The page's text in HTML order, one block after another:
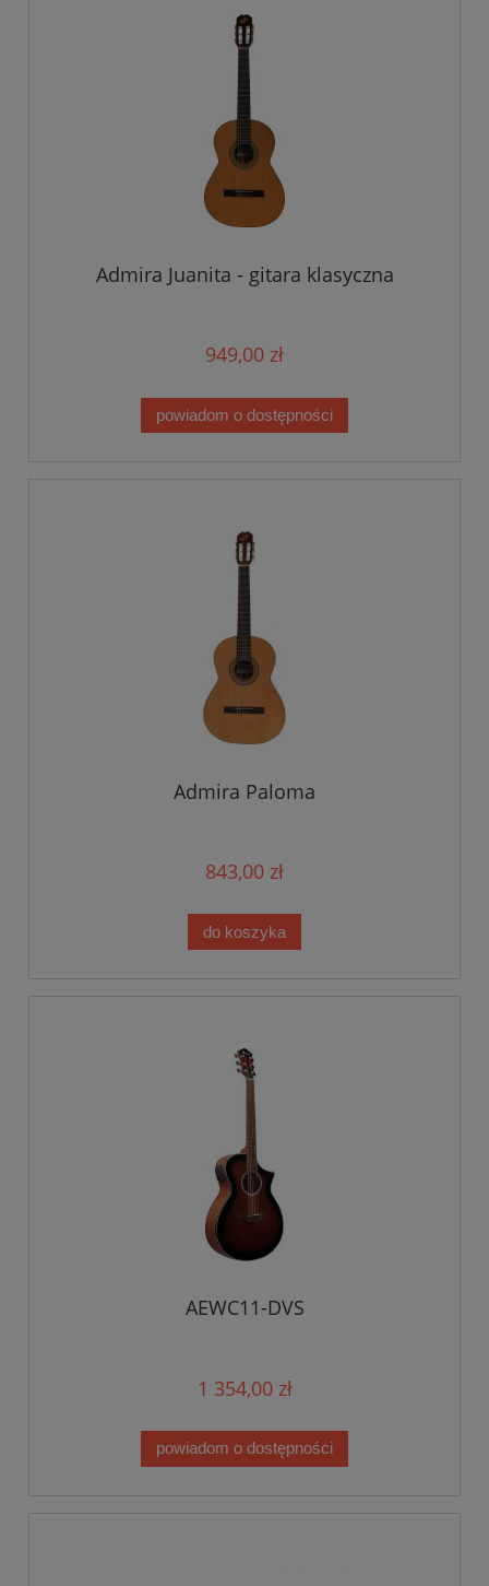
Admira Juanita - gitara klasyczna
949,00 zł
powiadom o dostępności
Admira Paloma
843,00 zł
do koszyka
AEWC11-DVS
1 354,00 zł
powiadom o dostępności